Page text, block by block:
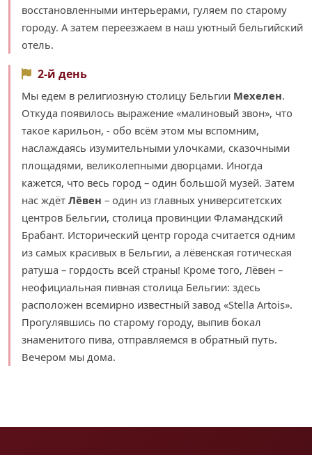
восстановленными интерьерами, гуляем по старому
городу. А затем переезжаем в наш уютный бельгийский
отель.
2-й день
Мы едем в религиозную столицу Бельгии Мехелен.
Откуда появилось выражение «малиновый звон», что
такое карильон, - обо всём этом мы вспомним,
наслаждаясь изумительными улочками, сказочными
площадями, великолепными дворцами. Иногда
кажется, что весь город – один большой музей. Затем
нас ждёт Лёвен – один из главных университетских
центров Бельгии, столица провинции Фламандский
Брабант. Исторический центр города считается одним
из самых красивых в Бельгии, а лёвенская готическая
ратуша – гордость всей страны! Кроме того, Лёвен –
неофициальная пивная столица Бельгии: здесь
расположен всемирно известный завод «Stella Artois».
Прогулявшись по старому городу, выпив бокал
знаменитого пива, отправляемся в обратный путь.
Вечером мы дома.